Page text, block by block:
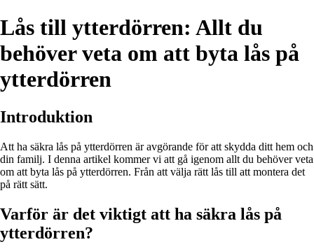
Lås till ytterdörren: Allt du
behöver veta om att byta lås på
ytterdörren
Introduktion
Att ha säkra lås på ytterdörren är avgörande för att skydda ditt hem och
din familj. I denna artikel kommer vi att gå igenom allt du behöver veta
om att byta lås på ytterdörren. Från att välja rätt lås till att montera det
på rätt sätt.
Varför är det viktigt att ha säkra lås på
ytterdörren?